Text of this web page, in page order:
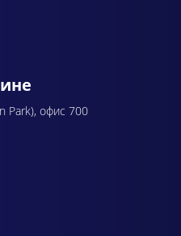
Park), офис 700